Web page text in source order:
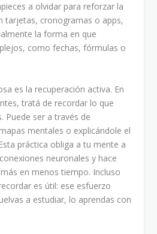
a olvidar para reforzar la
tarjetas, cronogramas o apps,
la forma en que
como fechas, fórmulas o
es la recuperación activa. En
tratá de recordar lo que
Puede ser a través de
mentales o explicándole el
práctica obliga a tu mente a
neuronales y hace
en menos tiempo. Incluso
es útil: ese esfuerzo
a estudiar, lo aprendas con